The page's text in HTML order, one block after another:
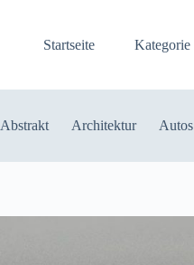
Startseite Kategorie
Abstrakt Architektur Autos